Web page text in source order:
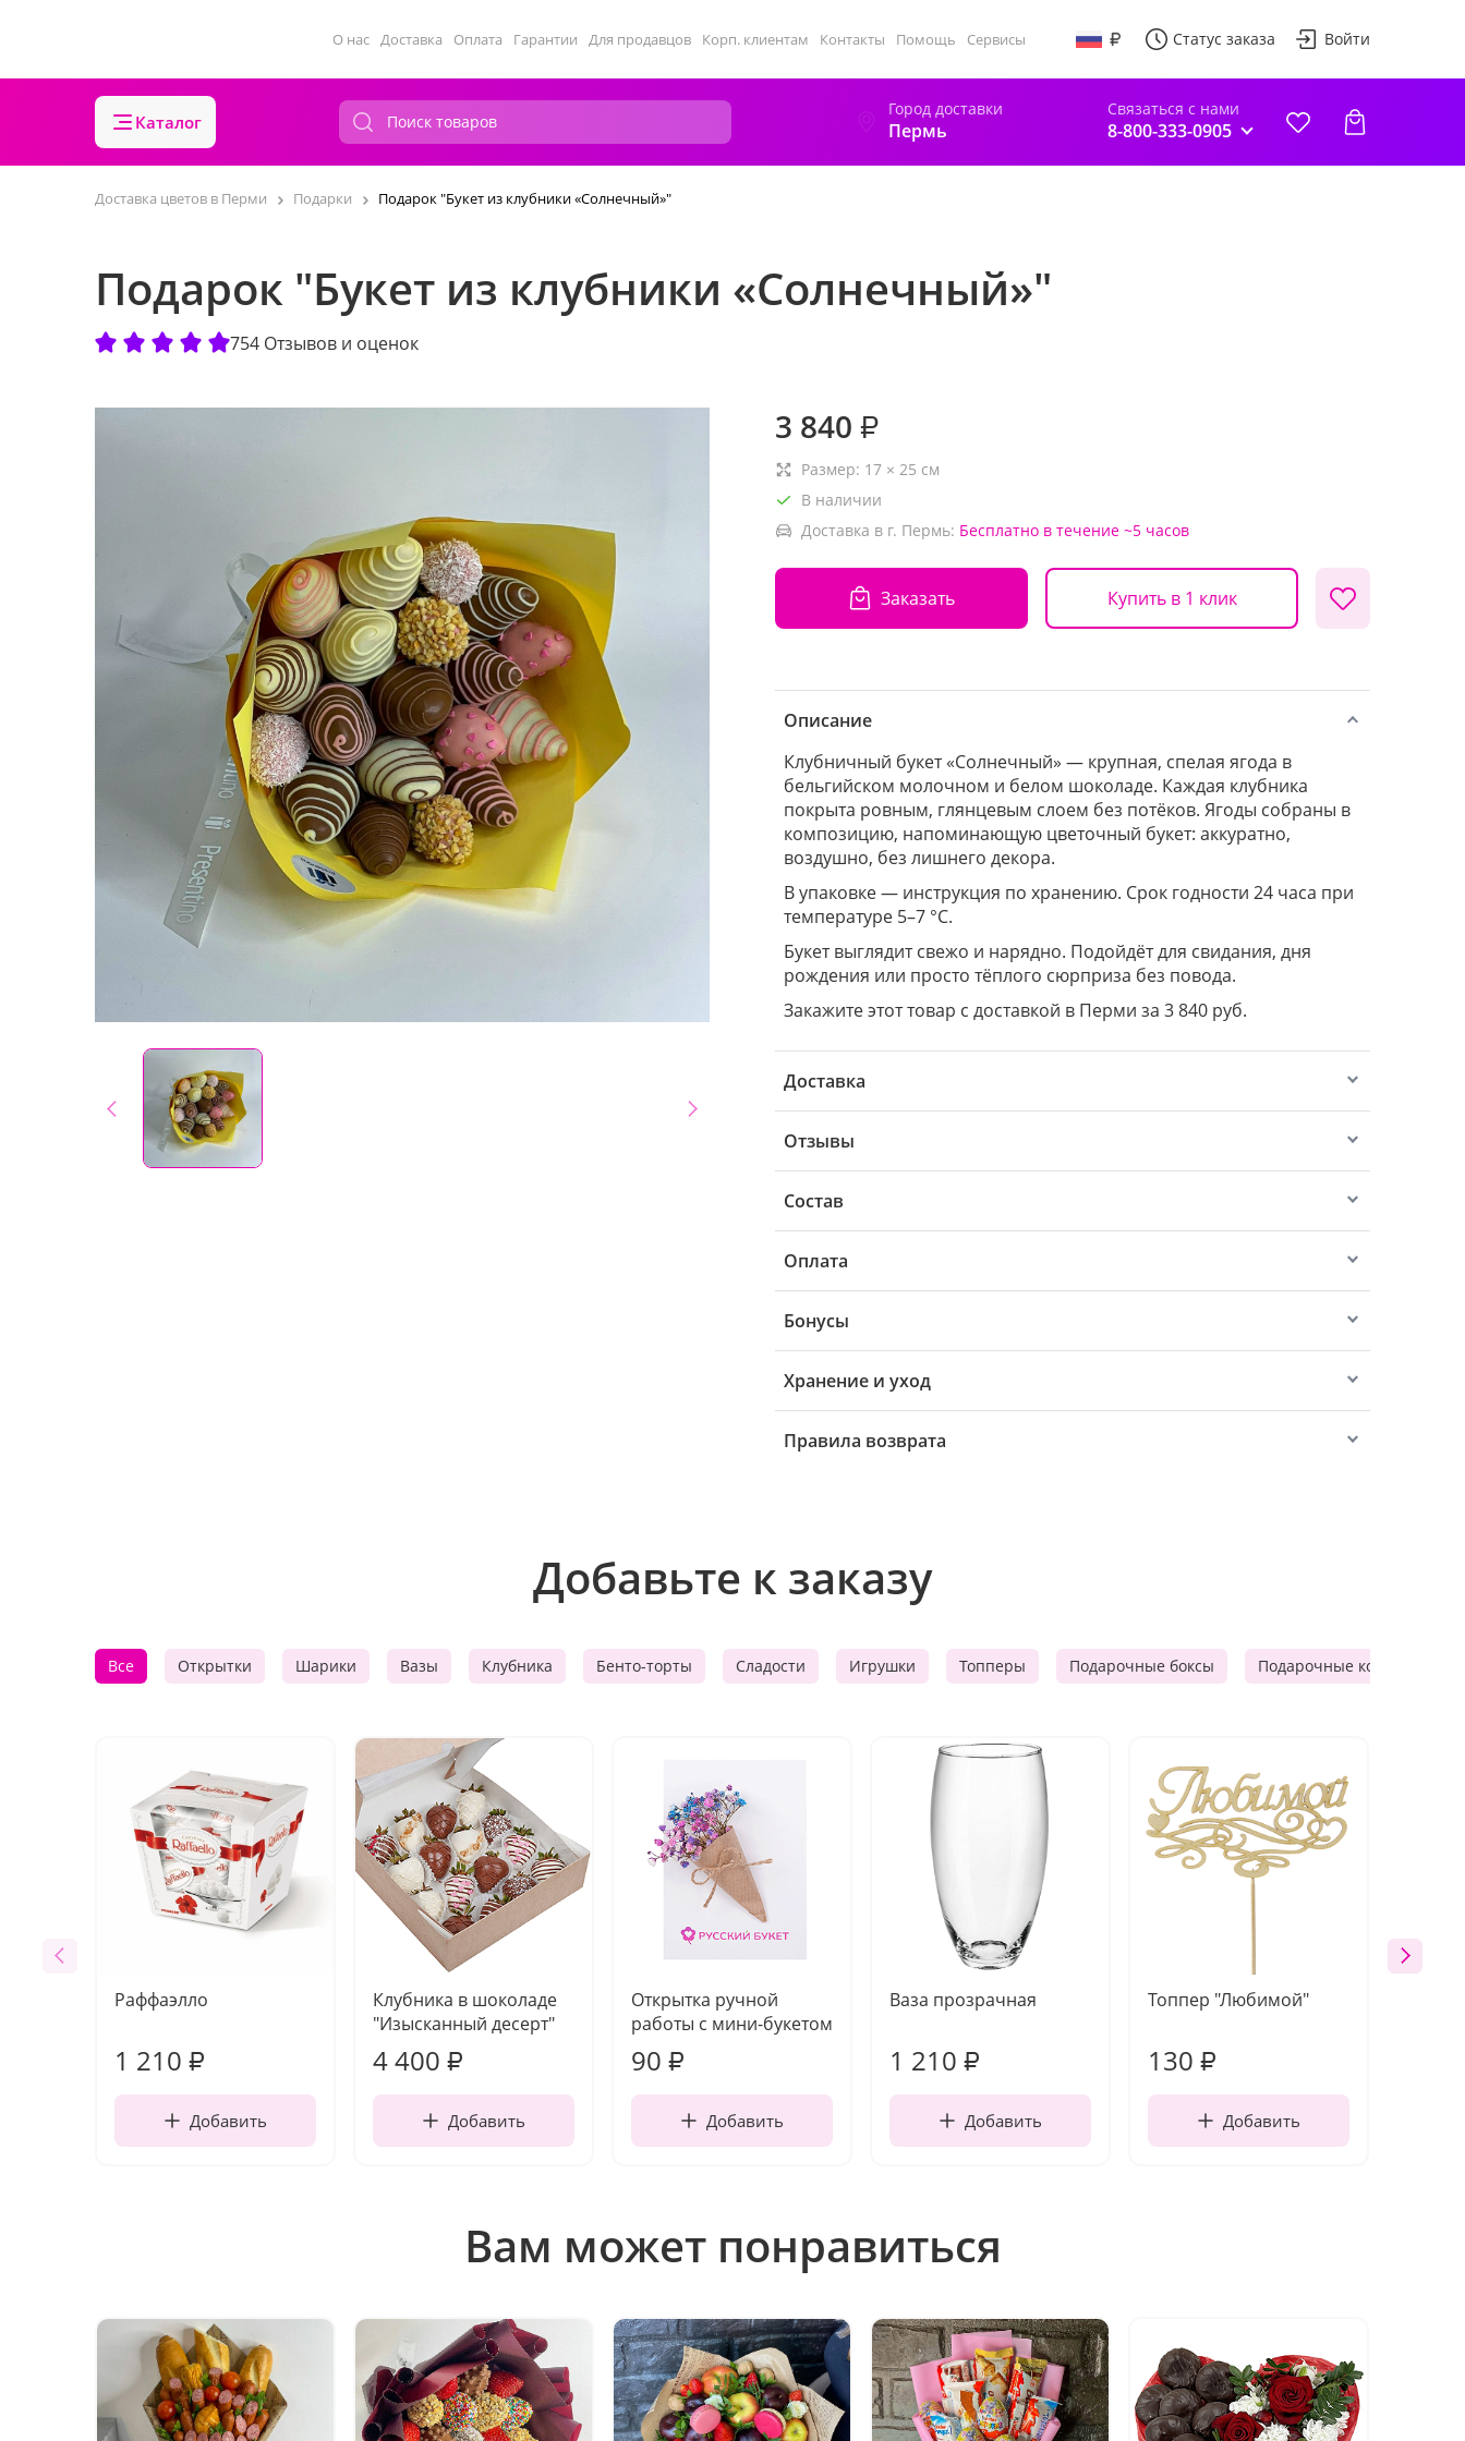
О нас Доставка Оплата Гарантии Для продавцов Корп. клиентам Контакты Помощь Сервисы Статус заказа Войти
Каталог
Город доставки
Пермь
Связаться с нами
8-800-333-0905
Доставка цветов в Перми Подарки Подарок "Букет из клубники «Солнечный»"
Подарок "Букет из клубники «Солнечный»"
754 Отзывов и оценок
3 840 ₽
Размер: 17 × 25 см
В наличии
Доставка в г. Пермь: Бесплатно в течение ~5 часов
Заказать Купить в 1 клик
Описание
Клубничный букет «Солнечный» — крупная, спелая ягода в
бельгийском молочном и белом шоколаде. Каждая клубника
покрыта ровным, глянцевым слоем без потёков. Ягоды собраны в
композицию, напоминающую цветочный букет: аккуратно,
воздушно, без лишнего декора.
В упаковке — инструкция по хранению. Срок годности 24 часа при
температуре 5–7 °C.
Букет выглядит свежо и нарядно. Подойдёт для свидания, дня
рождения или просто тёплого сюрприза без повода.
Закажите этот товар с доставкой в Перми за 3 840 руб.
Доставка
Отзывы
Состав
Оплата
Бонусы
Хранение и уход
Правила возврата
Добавьте к заказу
Все Открытки Шарики Вазы Клубника Бенто-торты Сладости Игрушки Топперы Подарочные боксы Подарочные корзины
Раффаэлло
1 210 ₽
Добавить
Клубника в шоколаде
"Изысканный десерт"
4 400 ₽
Добавить
Открытка ручной
работы с мини-букетом
90 ₽
Добавить
Ваза прозрачная
1 210 ₽
Добавить
Топпер "Любимой"
130 ₽
Добавить
Вам может понравиться